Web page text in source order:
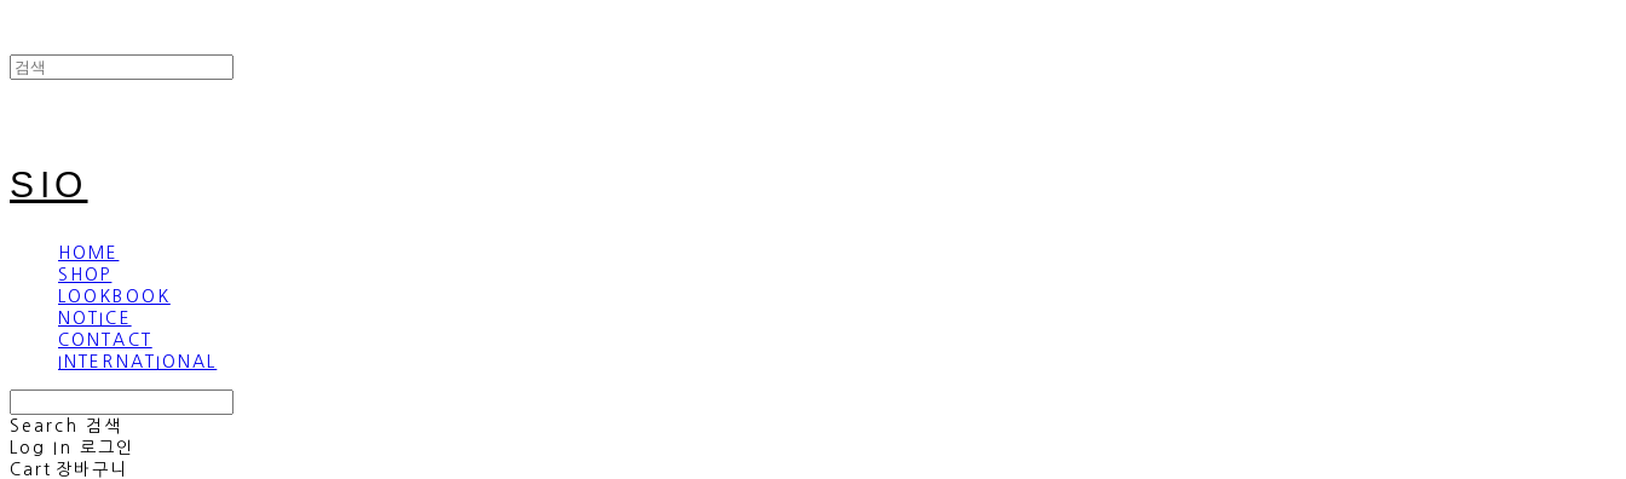
SIO
HOME
SHOP
LOOKBOOK
NOTICE
CONTACT
INTERNATIONAL
Search
검색
Log In
로그인
Cart 장바구니